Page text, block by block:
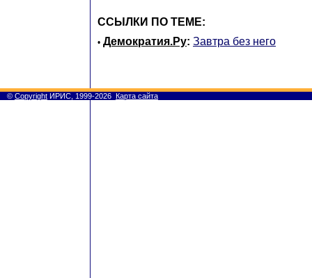
ССЫЛКИ ПО ТЕМЕ:
• Демократия.Ру: Завтра без него
© Copyright ИРИС, 1999-2026 Карта сайта